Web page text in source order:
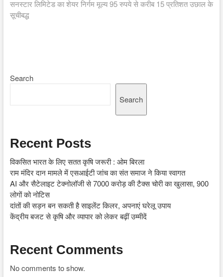
post:
सनस्टार लिमिटेड का शेयर निर्गम मूल्य 95 रुपये से करीब 15 प्रतिशत उछाल के
सूचीबद्ध
Search
Search
Recent Posts
विकसित भारत के लिए सतत कृषि जरूरी : ओम बिरला
राम मंदिर दान मामले में एसआईटी जांच का संत समाज ने किया स्वागत
AI और सैटेलाइट टेक्नोलॉजी से 7000 करोड़ की टैक्स चोरी का खुलासा, 900
लोगों को नोटिस
दांतों की सड़न बन सकती है साइलेंट किलर, अपनाएं घरेलू उपाय
केंद्रीय बजट से कृषि और व्यापार को लेकर बढ़ीं उम्मीदें
Recent Comments
No comments to show.